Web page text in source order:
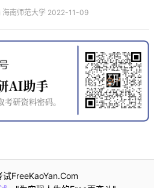
海南师范大学 2022-11-09
试FreeKaoYan.Com